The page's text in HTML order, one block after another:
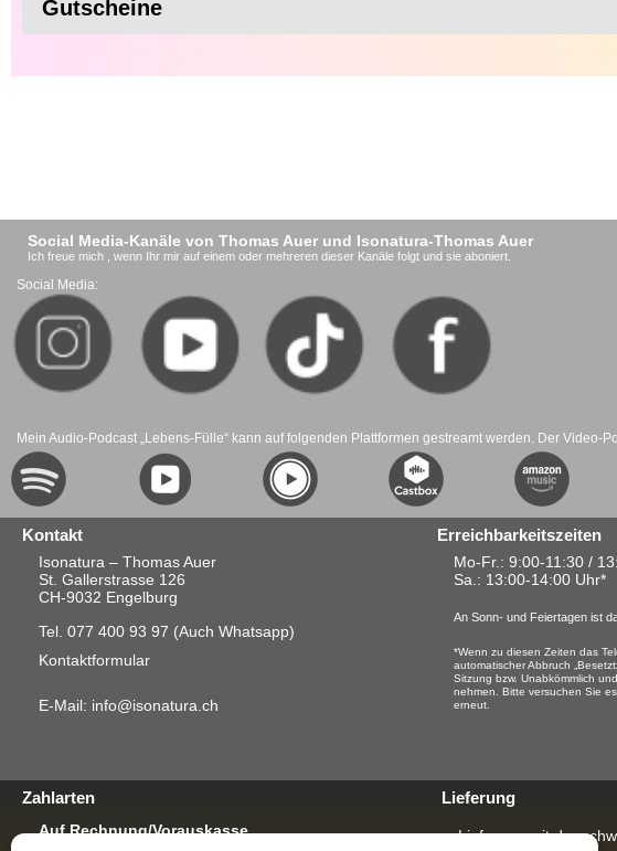
Gutscheine
Social Media-Kanäle von Thomas Auer und Isonatura-Thomas Auer
Ich freue mich , wenn Ihr mir auf einem oder mehreren dieser Kanäle folgt und sie aboniert.
Social Media:
Mein Audio-Podcast „Lebens-Fülle“ kann auf folgenden Plattformen gestreamt werden. Der Video-
Kontakt
Isonatura – Thomas Auer
St. Gallerstrasse 126
CH-9032 Engelburg
Tel. 077 400 93 97 (Auch Whatsapp)
Kontaktformular
E-Mail: info@isonatura.ch
Erreichbarkeitszeiten
Mo-Fr.: 9:00-11:30 /
Sa. : 13:00-14:00 Uhr*
An Sonn- und Feiertagen ist
*Wenn zu diesen Zeiten das
automatischer Abbruch
Sitzung bzw. Unabkömmlich
nehmen. Bitte versuchen Sie
erneut.
Zahlarten
Auf Rechnung/Vorauskasse
Lieferung
Lieferung mit der